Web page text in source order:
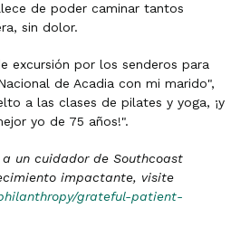
de poder caminar tantos
sin dolor.
excursión por los senderos para
de Acadia con mi marido",
a las clases de pilates y yoga, ¡y
yo de 75 años!".
un cuidador de Southcoast
impactante, visite
grateful-patient-